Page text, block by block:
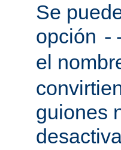
Se
opción
el
guiones